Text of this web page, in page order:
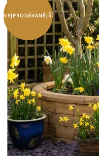
NEJPRODÁVANĚJŠÍ